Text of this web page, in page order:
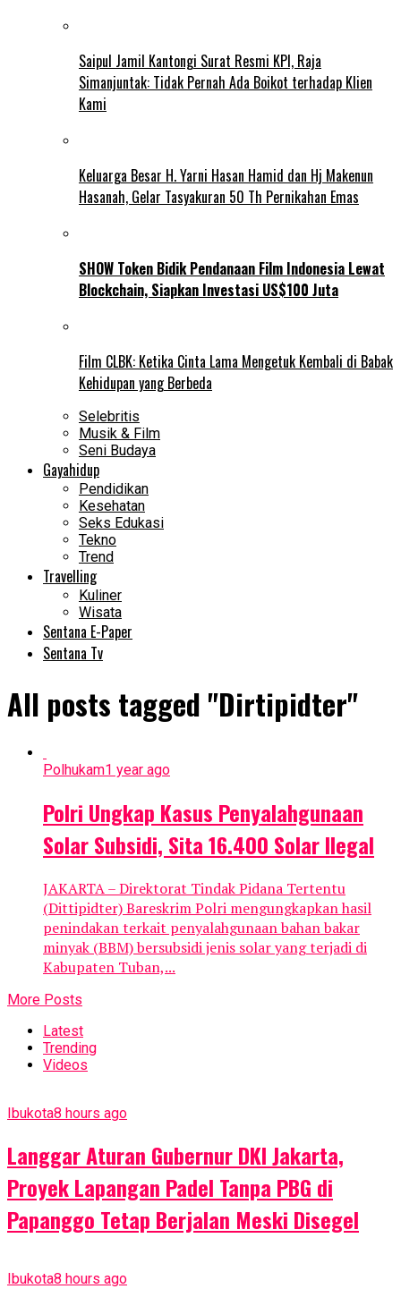
Saipul Jamil Kantongi Surat Resmi KPI, Raja
Simanjuntak: Tidak Pernah Ada Boikot terhadap Klien
Kami
Keluarga Besar H. Yarni Hasan Hamid dan Hj Makenun
Hasanah, Gelar Tasyakuran 50 Th Pernikahan Emas
SHOW Token Bidik Pendanaan Film Indonesia Lewat
Blockchain, Siapkan Investasi US$100 Juta
Film CLBK: Ketika Cinta Lama Mengetuk Kembali di Babak
Kehidupan yang Berbeda
Selebritis
Musik & Film
Seni Budaya
Gayahidup
Pendidikan
Kesehatan
Seks Edukasi
Tekno
Trend
Travelling
Kuliner
Wisata
Sentana E-Paper
Sentana Tv
All posts tagged "Dirtipidter"
Polhukam1 year ago
Polri Ungkap Kasus Penyalahgunaan
Solar Subsidi, Sita 16.400 Solar Ilegal
JAKARTA – Direktorat Tindak Pidana Tertentu
(Dittipidter) Bareskrim Polri mengungkapkan hasil
penindakan terkait penyalahgunaan bahan bakar
minyak (BBM) bersubsidi jenis solar yang terjadi di
Kabupaten Tuban,...
More Posts
Latest
Trending
Videos
Ibukota8 hours ago
Langgar Aturan Gubernur DKI Jakarta,
Proyek Lapangan Padel Tanpa PBG di
Papanggo Tetap Berjalan Meski Disegel
Ibukota8 hours ago